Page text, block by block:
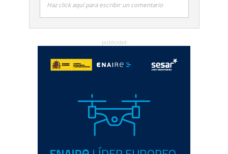
Haz click aquí para escribir un comentario